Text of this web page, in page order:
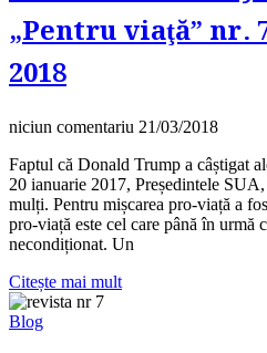
„Pentru viaţă” nr.
2018
niciun comentariu 21/03/2018
Faptul că Donald Trump a câștigat
20 ianuarie 2017, Președintele
mulți. Pentru mișcarea pro-viață a
pro-viață este cel care până în urmă
necondiționat. Un
Citește mai mult
Blog